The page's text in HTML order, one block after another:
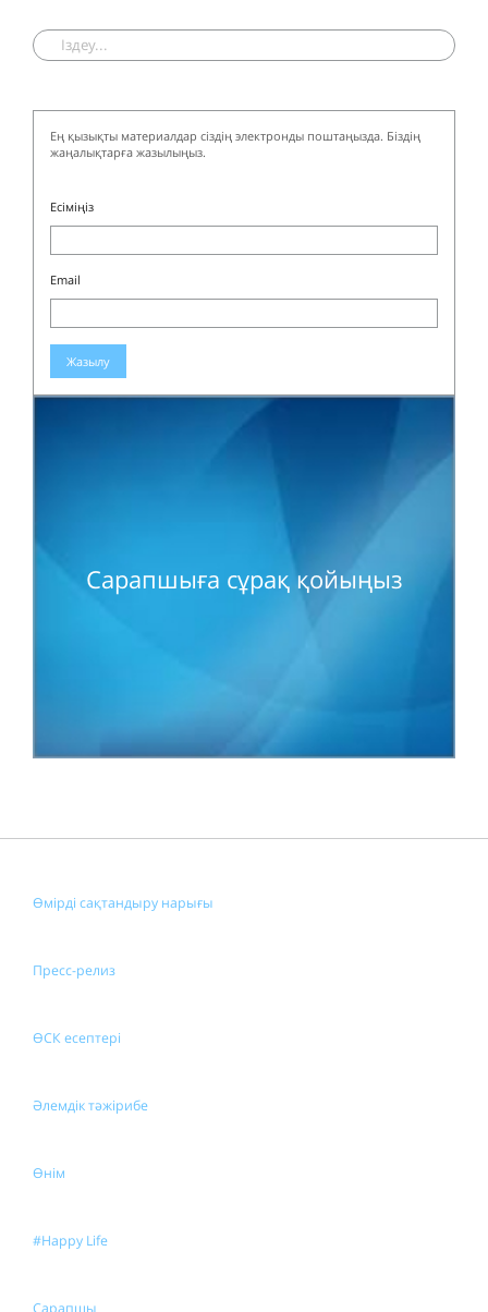
Ең қызықты материалдар сіздің электронды поштаңызда. Біздің
жаңалықтарға жазылыңыз.
Есіміңіз
Email
Жазылу
Сарапшыға сұрақ қойыңыз
Өмірді сақтандыру нарығы
Пресс-релиз
ӨСК есептері
Әлемдік тәжірибе
Өнім
#Happy Life
Сарапшы